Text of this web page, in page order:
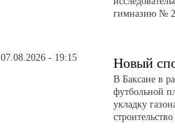
гимназию №
07.08.2026 - 19:15 Новый
В Баксане в
футбольной
укладку